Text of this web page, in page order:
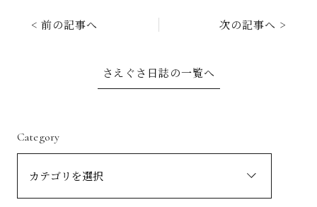
< 前の記事へ 次の記事へ >
さえぐさ日誌の一覧へ
Category